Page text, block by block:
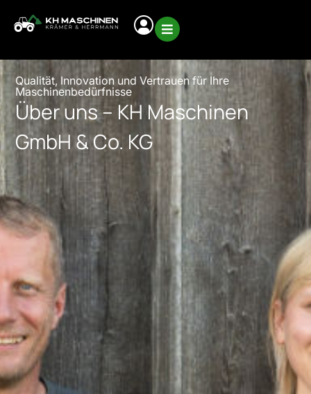
Qualität, Innovation und Vertrauen für Ihre
Maschinenbedürfnisse
Über uns – KH Maschinen
GmbH & Co. KG